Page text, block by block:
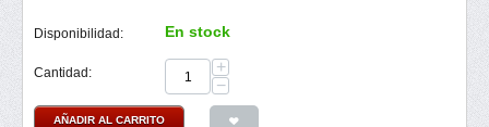
Disponibilidad: En stock
Cantidad:
+
−
AÑADIR AL CARRITO